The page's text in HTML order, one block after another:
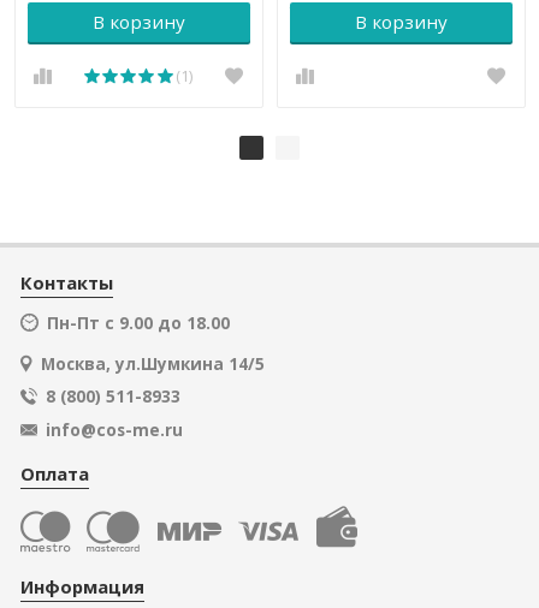
В корзину
(1)
В корзину
Контакты
Пн-Пт с 9.00 до 18.00
Москва, ул.Шумкина 14/5
8 (800) 511-8933
info@cos-me.ru
Оплата
Информация